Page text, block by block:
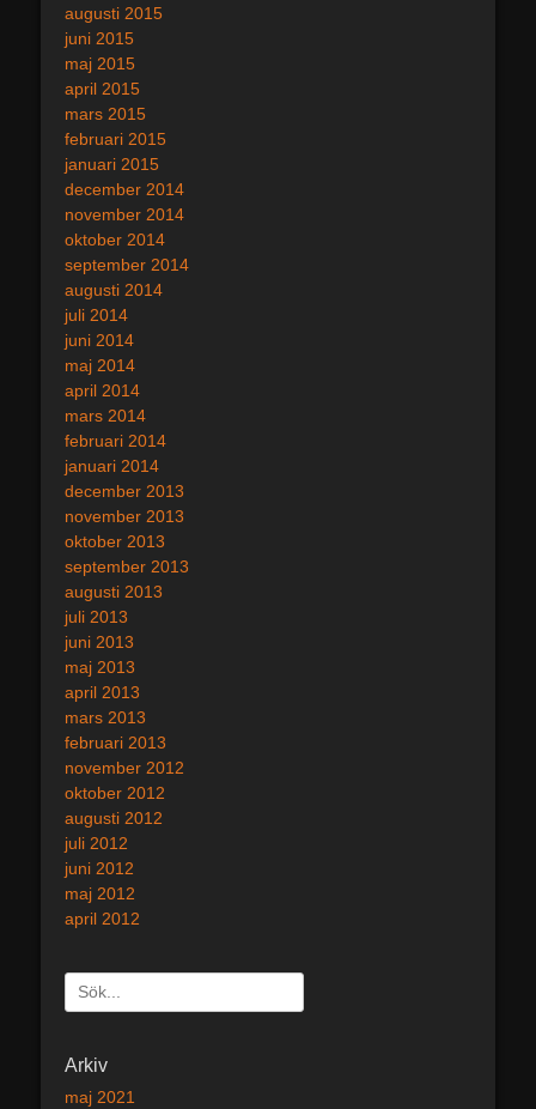
augusti 2015
juni 2015
maj 2015
april 2015
mars 2015
februari 2015
januari 2015
december 2014
november 2014
oktober 2014
september 2014
augusti 2014
juli 2014
juni 2014
maj 2014
april 2014
mars 2014
februari 2014
januari 2014
december 2013
november 2013
oktober 2013
september 2013
augusti 2013
juli 2013
juni 2013
maj 2013
april 2013
mars 2013
februari 2013
november 2012
oktober 2012
augusti 2012
juli 2012
juni 2012
maj 2012
april 2012
Sök
efter:
Arkiv
maj 2021